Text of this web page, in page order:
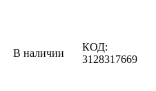
В наличии
КОД:
3128317669